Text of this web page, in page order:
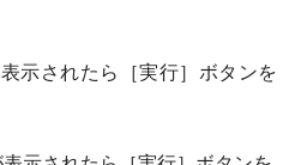
示されたら［実行］ボタンを